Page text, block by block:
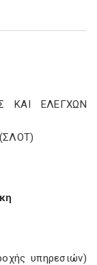
ΚΑΙ ΕΛΕΓΧΩΝ
υπηρεσιών)